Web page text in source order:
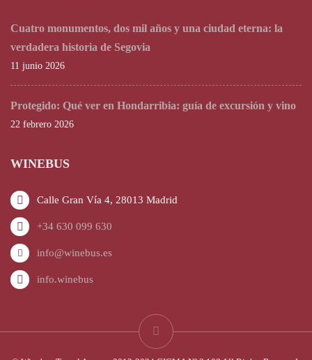
Cuatro monumentos, dos mil años y una ciudad eterna: la
verdadera historia de Segovia
11 junio 2026
Protegido: Qué ver en Hondarribia: guía de excursión y vino
22 febrero 2026
WINEBUS
Calle Gran Vía 4, 28013 Madrid
+34 630 099 630
info@winebus.es
info.winebus